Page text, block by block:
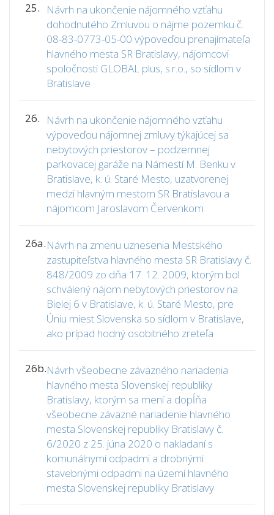
25.
Návrh na ukončenie nájomného vzťahu
dohodnutého Zmluvou o nájme pozemku č.
08-83-0773-05-00 výpoveďou prenajímateľa
hlavného mesta SR Bratislavy, nájomcovi
spoločnosti GLOBAL plus, s.r.o., so sídlom v
Bratislave
26.
Návrh na ukončenie nájomného vzťahu
výpoveďou nájomnej zmluvy týkajúcej sa
nebytových priestorov – podzemnej
parkovacej garáže na Námestí M. Benku v
Bratislave, k. ú. Staré Mesto, uzatvorenej
medzi hlavným mestom SR Bratislavou a
nájomcom Jaroslavom Červenkom
26a.Návrh na zmenu uznesenia Mestského
zastupiteľstva hlavného mesta SR Bratislavy č.
848/2009 zo dňa 17. 12. 2009, ktorým bol
schválený nájom nebytových priestorov na
Bielej 6 v Bratislave, k. ú. Staré Mesto, pre
Úniu miest Slovenska so sídlom v Bratislave,
ako prípad hodný osobitného zreteľa
26b.Návrh všeobecne záväzného nariadenia
hlavného mesta Slovenskej republiky
Bratislavy, ktorým sa mení a dopĺňa
všeobecne záväzné nariadenie hlavného
mesta Slovenskej republiky Bratislavy č.
6/2020 z 25. júna 2020 o nakladaní s
komunálnymi odpadmi a drobnými
stavebnými odpadmi na území hlavného
mesta Slovenskej republiky Bratislavy